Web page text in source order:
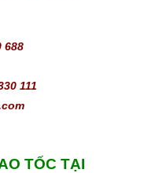
688
111
TỐC TẠI